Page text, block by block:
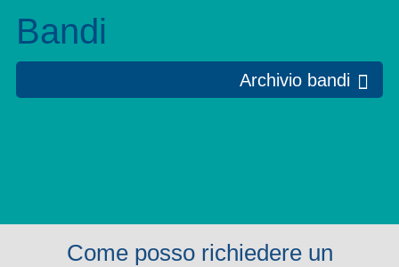
Bandi
Archivio bandi
Come posso richiedere un